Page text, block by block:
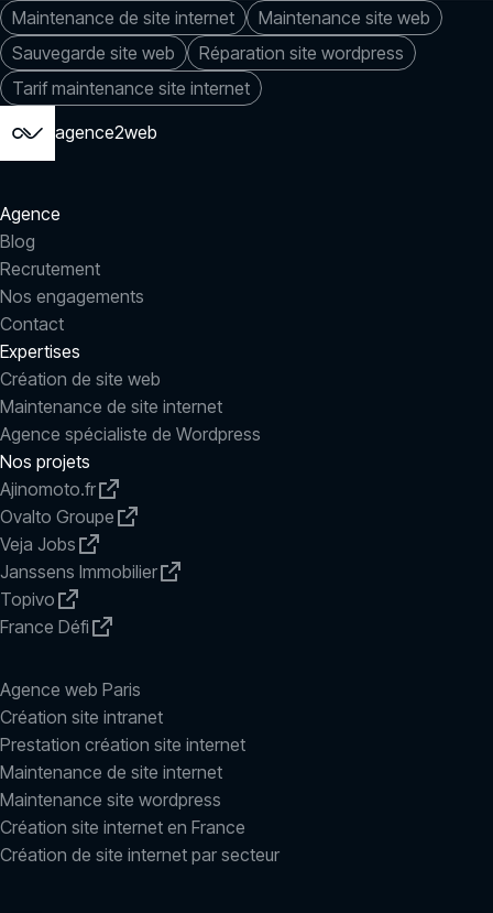
Maintenance de site internet
Maintenance site web
Sauvegarde site web
Réparation site wordpress
Tarif maintenance site internet
agence2web
Agence
Blog
Recrutement
Nos engagements
Contact
Expertises
Création de site web
Maintenance de site internet
Agence spécialiste de Wordpress
Nos projets
Ajinomoto.fr
Ovalto Groupe
Veja Jobs
Janssens Immobilier
Topivo
France Défi
Agence web Paris
Création site intranet
Prestation création site internet
Maintenance de site internet
Maintenance site wordpress
Création site internet en France
Création de site internet par secteur